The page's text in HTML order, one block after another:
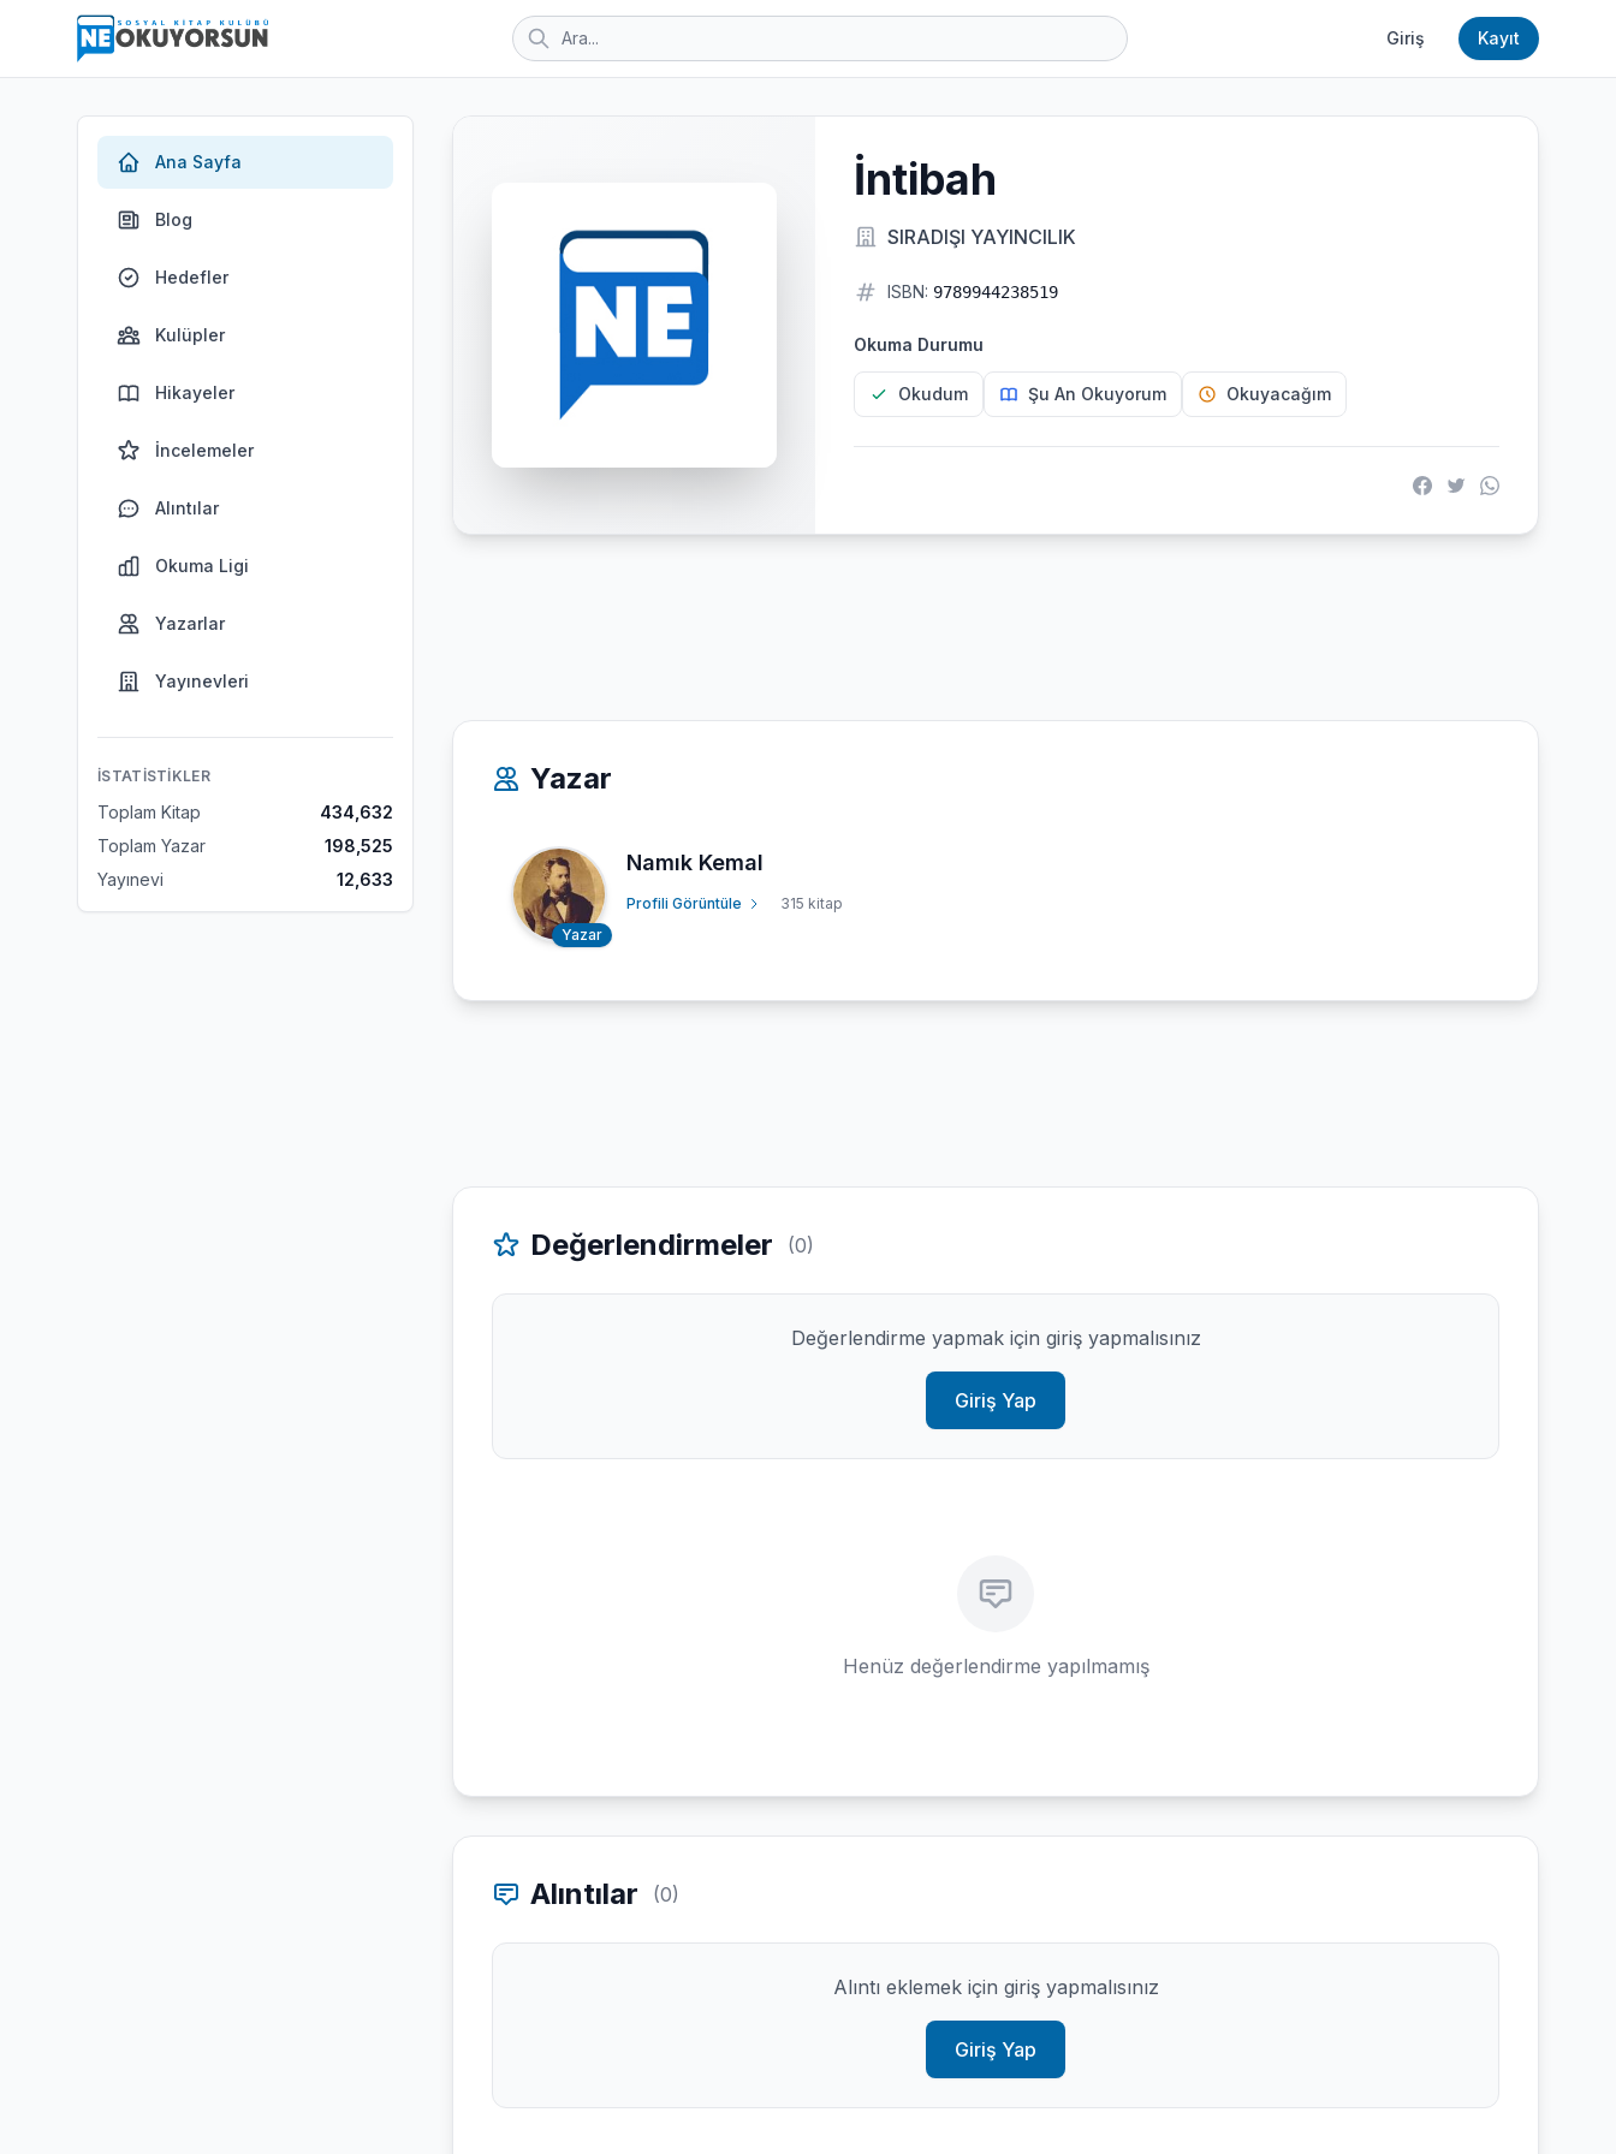
Giriş Kayıt
Ana Sayfa
Blog
Hedefler
Kulüpler
Hikayeler
İncelemeler
Alıntılar
Okuma Ligi
Yazarlar
Yayınevleri
İSTATISTIKLER
Toplam Kitap
434,632
Toplam Yazar
198,525
Yayınevi
12,633
İntibah
SIRADIŞI YAYINCILIK
ISBN: 9789944238519
Okuma Durumu
Okudum Şu An Okuyorum Okuyacağım
Yazar
Yazar
Namık Kemal
Profili Görüntüle 315 kitap
Değerlendirmeler (0)
Değerlendirme yapmak için giriş yapmalısınız
Giriş Yap
Henüz değerlendirme yapılmamış
Alıntılar (0)
Alıntı eklemek için giriş yapmalısınız
Giriş Yap